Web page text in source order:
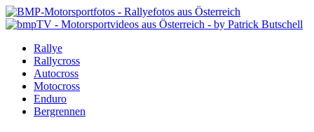
Rallye
Rallycross
Autocross
Motocross
Enduro
Bergrennen